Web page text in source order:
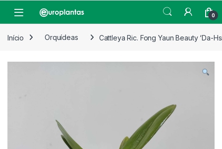
Open 0
Início Orquídeas Cattleya Ric. Fong Yaun Beauty ‘Da-